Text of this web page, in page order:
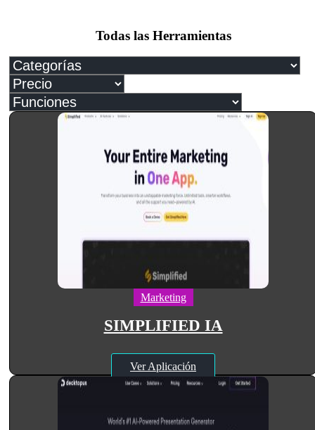
Todas las Herramientas
Marketing
SIMPLIFIED IA
Ver Aplicación